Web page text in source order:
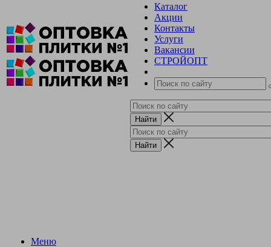
Каталог
Акции
Контакты
Услуги
Вакансии
СТРОЙОПТ
Меню